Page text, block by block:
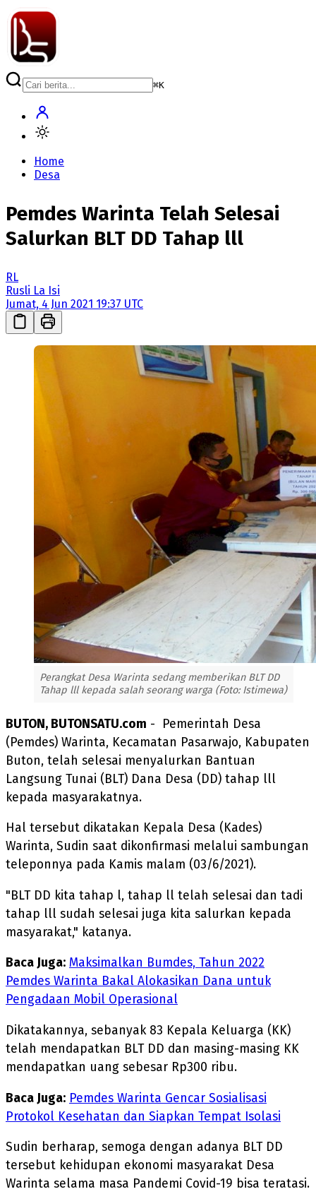
⌘K
Home
Desa
Pemdes Warinta Telah Selesai
Salurkan BLT DD Tahap lll
RL
Rusli La Isi
Jumat, 4 Jun 2021 19:37 UTC
Perangkat Desa Warinta sedang memberikan BLT DD
Tahap lll kepada salah seorang warga (Foto: Istimewa)
BUTON, BUTONSATU.com - Pemerintah Desa
(Pemdes) Warinta, Kecamatan Pasarwajo, Kabupaten
Buton, telah selesai menyalurkan Bantuan
Langsung Tunai (BLT) Dana Desa (DD) tahap lll
kepada masyarakatnya.
Hal tersebut dikatakan Kepala Desa (Kades)
Warinta, Sudin saat dikonfirmasi melalui sambungan
teleponnya pada Kamis malam (03/6/2021).
"BLT DD kita tahap l, tahap ll telah selesai dan tadi
tahap lll sudah selesai juga kita salurkan kepada
masyarakat," katanya.
Baca Juga: Maksimalkan Bumdes, Tahun 2022
Pemdes Warinta Bakal Alokasikan Dana untuk
Pengadaan Mobil Operasional
Dikatakannya, sebanyak 83 Kepala Keluarga (KK)
telah mendapatkan BLT DD dan masing-masing KK
mendapatkan uang sebesar Rp300 ribu.
Baca Juga: Pemdes Warinta Gencar Sosialisasi
Protokol Kesehatan dan Siapkan Tempat Isolasi
Sudin berharap, semoga dengan adanya BLT DD
tersebut kehidupan ekonomi masyarakat Desa
Warinta selama masa Pandemi Covid-19 bisa teratasi.